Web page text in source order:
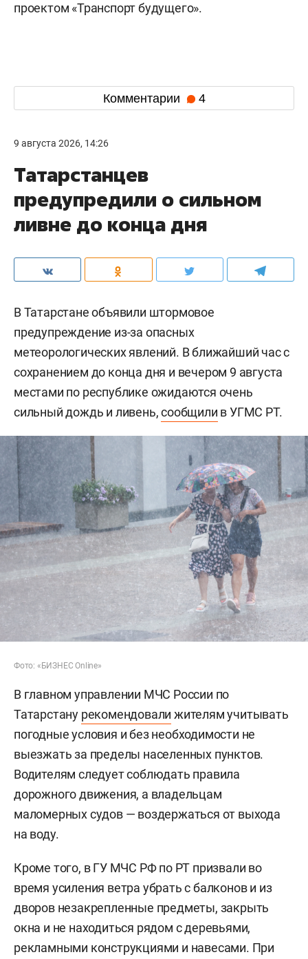
проектом «Транспорт будущего».
Комментарии 4
9 августа 2026, 14:26
Татарстанцев
предупредили о сильном
ливне до конца дня
В Татарстане объявили штормовое
предупреждение из-за опасных
метеорологических явлений. В ближайший час с
сохранением до конца дня и вечером 9 августа
местами по республике ожидаются очень
сильный дождь и ливень,сообщили в УГМС РТ.
Фото: «БИЗНЕС Online»
В главном управлении МЧС России по
Татарстану рекомендовали жителям учитывать
погодные условия и без необходимости не
выезжать за пределы населенных пунктов.
Водителям следует соблюдать правила
дорожного движения, а владельцам
маломерных судов — воздержаться от выхода
на воду.
Кроме того, в ГУ МЧС РФ по РТ призвали во
время усиления ветра убрать с балконов и из
дворов незакрепленные предметы, закрыть
окна и не находиться рядом с деревьями,
рекламными конструкциями и навесами. При